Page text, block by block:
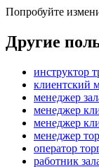
Попробуйте
Другие
инструктор
клиентский
менеджер
менеджер
менеджер
менеджер
оператор
работник